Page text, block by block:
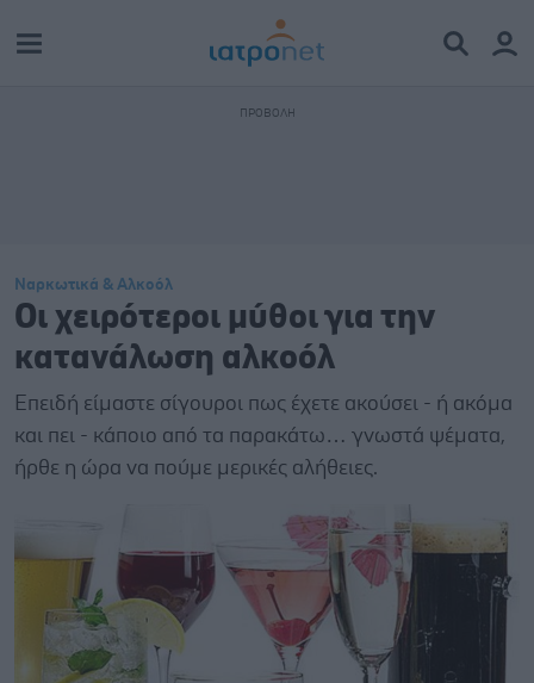
Ναρκωτικά & Αλκοόλ
Οι χειρότεροι μύθοι για την
κατανάλωση αλκοόλ
Επειδή είμαστε σίγουροι πως έχετε ακούσει - ή ακόμα
και πει - κάποιο από τα παρακάτω… γνωστά ψέματα,
ήρθε η ώρα να πούμε μερικές αλήθειες.